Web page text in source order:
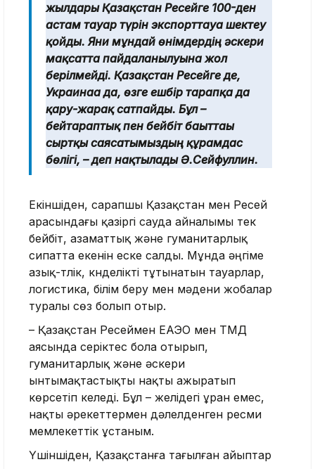
жылдары Қазақстан Ресейге 100-ден
астам тауар түрін экспорттауға шектеу
қойды. Яғни мұндай өнімдердің әскери
мақсатта пайдаланылуына жол
берілмейді. Қазақстан Ресейге де,
Украинаға да, өзге ешбір тарапқа да
қару-жарақ сатпайды. Бұл –
бейтараптық пен бейбіт бағыттағы
сыртқы саясатымыздың құрамдас
бөлігі, – деп нақтылады Ә.Сейфуллин.
Екіншіден, сарапшы Қазақстан мен Ресей
арасындағы қазіргі сауда айналымы тек
бейбіт, азаматтық және гуманитарлық
сипатта екенін еске салды. Мұнда әңгіме
азық-түлік, күнделікті тұтынатын тауарлар,
логистика, білім беру мен мәдени жобалар
туралы сөз болып отыр.
– Қазақстан Ресеймен ЕАЭО мен ТМД
аясында серіктес бола отырып,
гуманитарлық және әскери
ынтымақтастықты нақты ажыратып
көрсетіп келеді. Бұл – желідегі ұран емес,
нақты әрекеттермен дәлелденген ресми
мемлекеттік ұстаным.
Үшіншіден, Қазақстанға тағылған айыптар